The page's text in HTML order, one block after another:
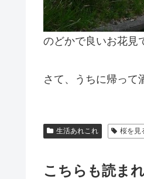
のどかで良いお花見
さて、うちに帰って
生活あれこれ 桜を見
こちらも読ま